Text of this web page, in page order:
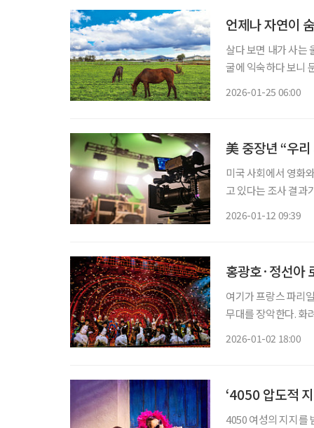
언제나 자연이
살다 보면 내가 사는
굴에 익숙하다 보니
2026-01-25 06:00
美 중장년 “우
미국 사회에서 영화
고 있다는 조사 결과
2026-01-12 09:39
홍광호·정선아
여기가 프랑스 파리
무대를 장악한다. 화
2026-01-02 18:00
‘4050 압도적
4050 여성의 지지를